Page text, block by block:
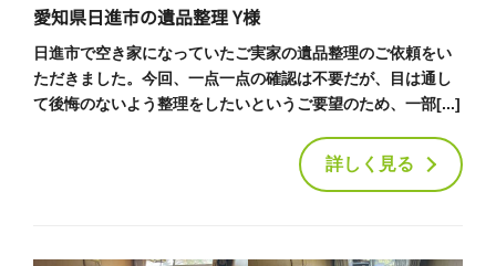
愛知県日進市の遺品整理 Y様
日進市で空き家になっていたご実家の遺品整理のご依頼をい
ただきました。今回、一点一点の確認は不要だが、目は通し
て後悔のないよう整理をしたいというご要望のため、一部[...]
詳しく見る